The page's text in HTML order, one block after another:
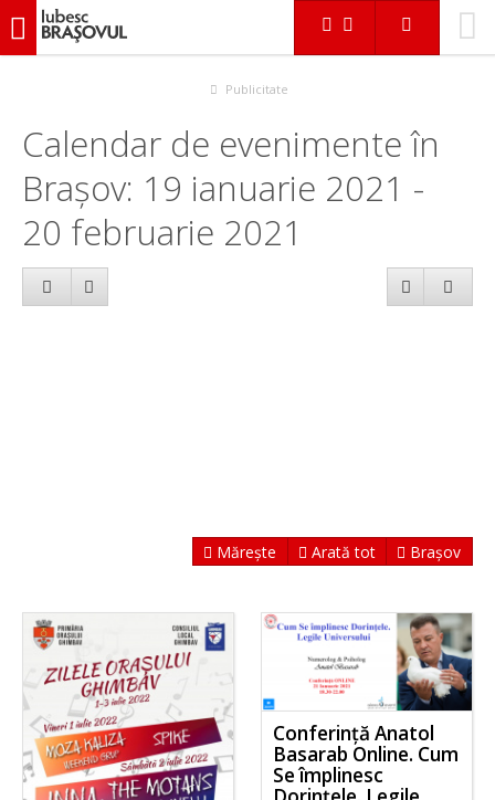
iubescbraşovul.ro
Publicitate
Calendar de evenimente în
Brașov: 19 ianuarie 2021 -
20 februarie 2021
Mărește Arată tot Brașov
Conferință Anatol
Basarab Online. Cum
Se împlinesc